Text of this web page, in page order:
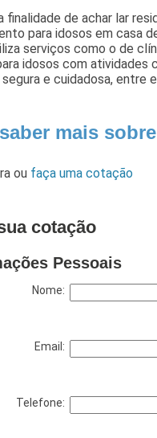
finalidade de achar lar
para idosos em casa
serviços como o de
idosos com atividades
e cuidadosa, entre
mais
ou faça uma cotação
cotação
Pessoais
Nome:
Email:
Telefone: